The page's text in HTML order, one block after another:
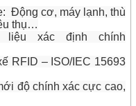
Động cơ, máy lạnh, thù
thụ…
xác định chính
RFID – ISO/IEC 15693
độ chính xác cực cao,